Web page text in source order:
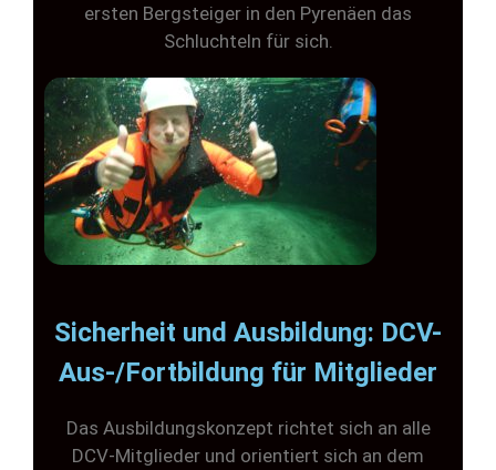
ersten Bergsteiger in den Pyrenäen das
Schluchteln für sich.
Sicherheit und Ausbildung: DCV-
Aus-/Fortbildung für Mitglieder
Das Ausbildungskonzept richtet sich an alle
DCV-Mitglieder und orientiert sich an dem